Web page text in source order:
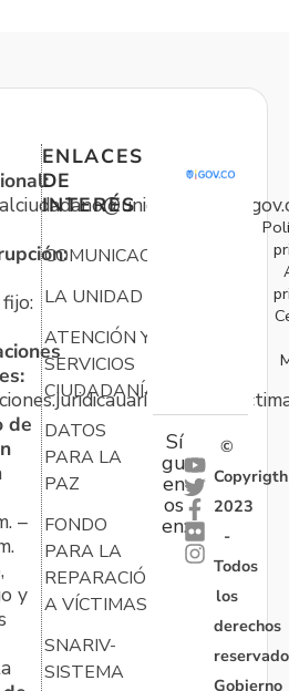
de
–
y
ENLACES
DE
INTERÉS
COMUNICACIONES
LA UNIDAD
ATENCIÓN Y
SERVICIOS
CIUDADANÍA
DATOS
PARA LA
PAZ
FONDO
PARA LA
REPARACIÓN
A VÍCTIMAS
SNARIV-
SISTEMA
Sí
gu
en
os
en:
©
Copyrigth
2023
-
Todos
los
derechos
Gobierno